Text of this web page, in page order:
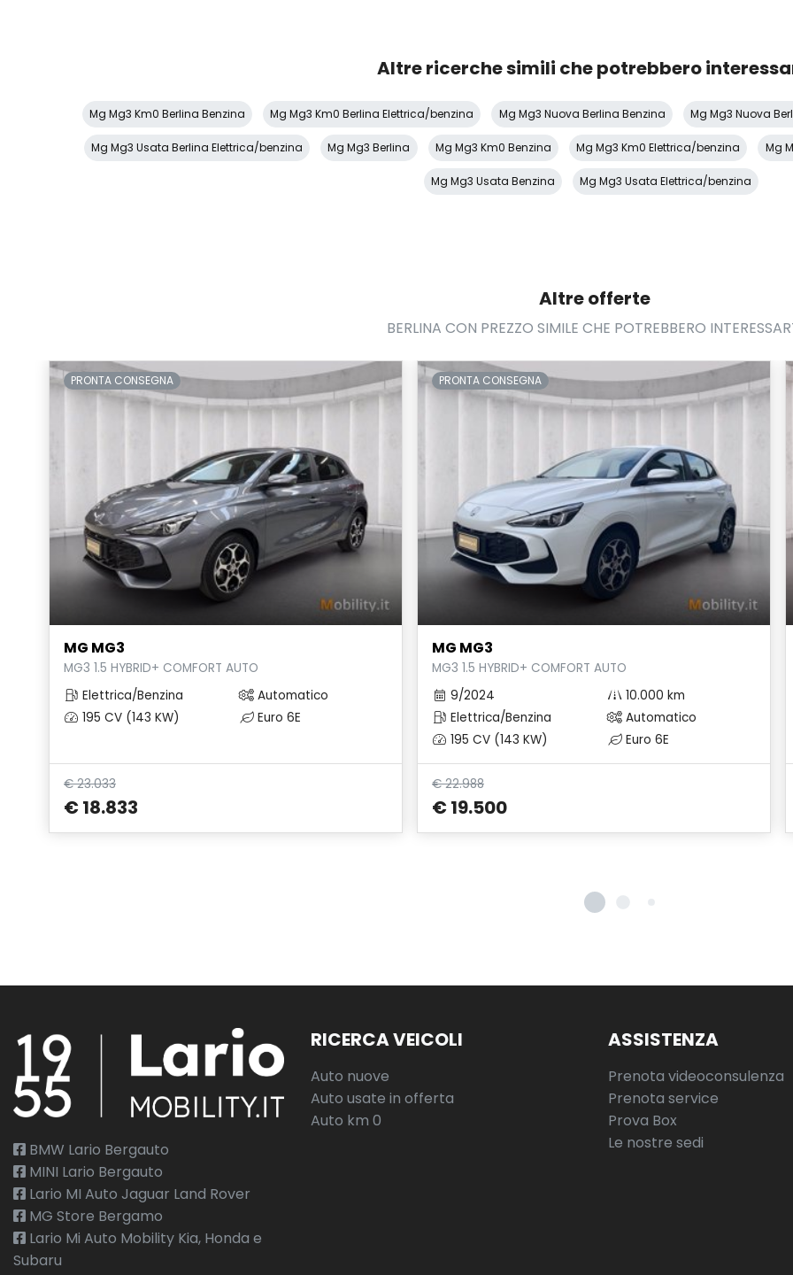
Altre ricerche simili che potrebbero
Mg Mg3 Km0 Berlina Benzina Mg Mg3 Km0 Berlina Elettrica/benzina Mg Mg3 Nuova Berlina Benzina Mg Mg3 Nuova
Mg Mg3 Usata Berlina Elettrica/benzina Mg Mg3 Berlina Mg Mg3 Km0 Benzina Mg Mg3 Km0 Elettrica/benzina Mg
Mg Mg3 Usata Benzina Mg Mg3 Usata Elettrica/benzina
Altre offerte
BERLINA CON PREZZO SIMILE CHE POTREBBERO
PRONTA CONSEGNA
MG MG3
MG3 1.5 HYBRID+ COMFORT AUTO
Elettrica/Benzina
Automatico
195 CV (143 KW)
Euro 6E
€ 23.033
€ 18.833
PRONTA CONSEGNA
MG MG3
MG3 1.5 HYBRID+ COMFORT AUTO
9/2024
10.000 km
Elettrica/Benzina
Automatico
195 CV (143 KW)
Euro 6E
€ 22.988
€ 19.500
BMW Lario Bergauto
MINI Lario Bergauto
Lario MI Auto Jaguar Land Rover
MG Store Bergamo
Lario Mi Auto Mobility Kia, Honda e
Subaru
RICERCA VEICOLI
Auto nuove
Auto usate in offerta
Auto km 0
ASSISTENZA
Prenota videoconsulenza
Prenota service
Prova Box
Le nostre sedi